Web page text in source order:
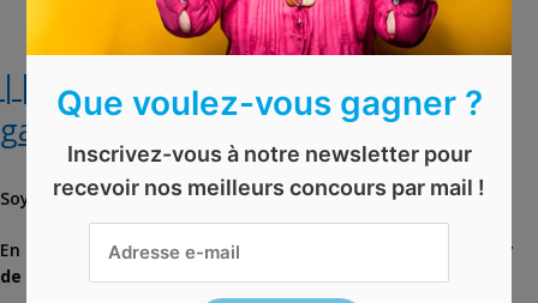
|| EXPIRÉ || Doudoune Esprit à
gagner
Soyez stylée pour l’automne et l’hiver !
En ce moment, remportez une
valeur
de 200€
Que voulez-vous gagner ?
Inscrivez-vous à notre newsletter pour
recevoir nos meilleurs concours par mail !